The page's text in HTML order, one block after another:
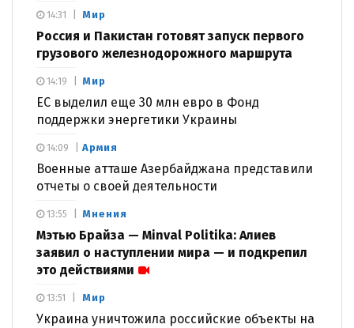
Мир
Россия и Пакистан готовят запуск первого
грузового железнодорожного маршрута
14:31
Мир
ЕС выделил еще 30 млн евро в Фонд
поддержки энергетики Украины
14:19
Армия
Военные атташе Азербайджана представили
отчеты о своей деятельности
14:09
Мнения
Мэтью Брайза — Minval Politika: Алиев
заявил о наступлении мира — и подкрепил
это действиями
13:55
Мир
Украина уничтожила российские объекты на
13:51